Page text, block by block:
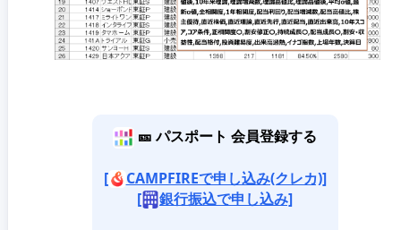
🎫 パスポート 会員登録する
[
CAMPFIREで申し込み(クレカ)]
[
銀行振込で申し込み]